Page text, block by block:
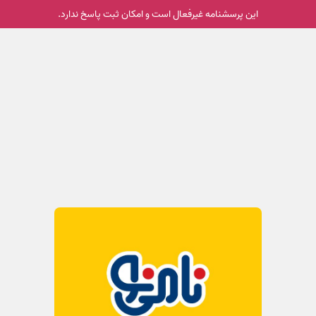
این پرسشنامه غیر‌فعال است و امکان ثبت پاسخ ندارد.